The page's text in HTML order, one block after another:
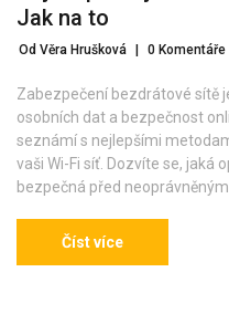
Jak na to
Od Věra Hrušková 0 Komentáře
Zabezpečení bezdrátové sítě
osobních dat a bezpečnost
seznámí s nejlepšími
vaši Wi-Fi síť. Dozvíte se, jaká
bezpečná před
Číst více